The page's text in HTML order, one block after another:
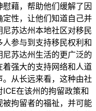
藉，帮助他们缓解了因
性，让他们知道自己并
苏达州本地社区对移民
参与到支持移民权利和
苏达州生活的更广泛的
强大的支持网络和人道
从长远来看，这种由社
在该州的拘留政策和
拘留者的福祉，并可能